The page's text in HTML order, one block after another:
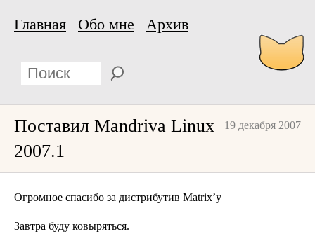
Главная Обо мне Архив
19 декабря 2007
Поставил Mandriva Linux
2007.1
Огромное спасибо за дистрибутив Matrix’у
Завтра буду ковыряться.